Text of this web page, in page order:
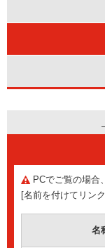
PCでご覧の場合
[名前を付けてリン
名